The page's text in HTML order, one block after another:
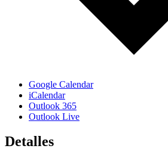
Google Calendar
iCalendar
Outlook 365
Outlook Live
Detalles